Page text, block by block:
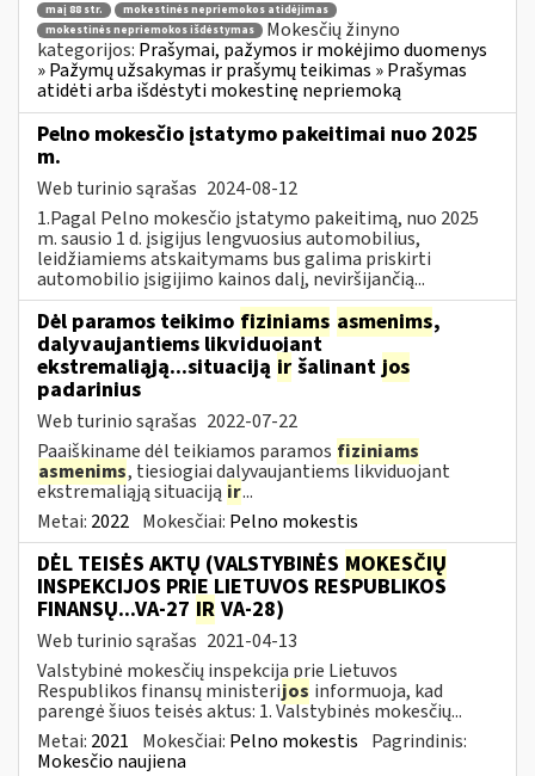
maį 88 str.
mokestinės nepriemokos atidėjimas
mokestinės nepriemokos išdėstymas
Mokesčių žinyno
kategorijos: Prašymai, pažymos ir mokėjimo duomenys
» Pažymų užsakymas ir prašymų teikimas » Prašymas
atidėti arba išdėstyti mokestinę nepriemoką
Pelno mokesčio įstatymo pakeitimai nuo 2025
m.
Web turinio sąrašas 2024-08-12
1.Pagal Pelno mokesčio įstatymo pakeitimą, nuo 2025
m. sausio 1 d. įsigijus lengvuosius automobilius,
leidžiamiems atskaitymams bus galima priskirti
automobilio įsigijimo kainos dalį, neviršijančią...
Dėl paramos teikimo fiziniams asmenims,
dalyvaujantiems likviduojant
ekstremaliąją...situaciją ir šalinant jos
padarinius
Web turinio sąrašas 2022-07-22
Paaiškiname dėl teikiamos paramos fiziniams
asmenims, tiesiogiai dalyvaujantiems likviduojant
ekstremaliąją situaciją ir...
Metai: 2022 Mokesčiai: Pelno mokestis
DĖL TEISĖS AKTŲ (VALSTYBINĖS MOKESČIŲ
INSPEKCIJOS PRIE LIETUVOS RESPUBLIKOS
FINANSŲ...VA-27 IR VA-28)
Web turinio sąrašas 2021-04-13
Valstybinė mokesčių inspekcija prie Lietuvos
Respublikos finansų ministerijos informuoja, kad
parengė šiuos teisės aktus: 1. Valstybinės mokesčių...
Metai: 2021 Mokesčiai: Pelno mokestis Pagrindinis:
Mokesčio naujiena